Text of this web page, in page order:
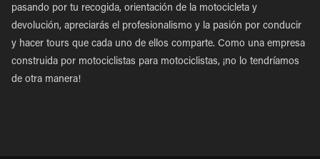
pasando por tu recogida, orientación de la motocicleta y
devolución, apreciarás el profesionalismo y la pasión por conducir
y hacer tours que cada uno de ellos comparte. Como una empresa
construida por motociclistas para motociclistas, ¡no lo tendríamos
de otra manera!